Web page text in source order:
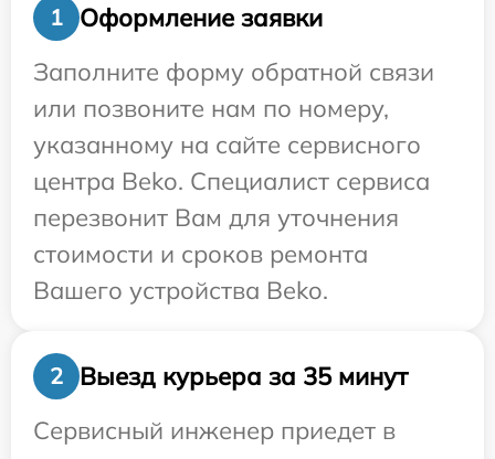
1
Оформление заявки
Заполните форму обратной связи
или позвоните нам по номеру,
указанному на сайте сервисного
центра Beko. Специалист сервиса
перезвонит Вам для уточнения
стоимости и сроков ремонта
Вашего устройства Beko.
2
Выезд курьера за 35 минут
Сервисный инженер приедет в